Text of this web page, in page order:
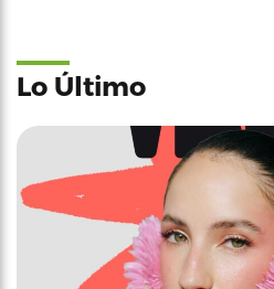
Lo Último